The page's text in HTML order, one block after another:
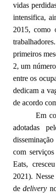
vidas
intensifica,
2015, como
primeiros
2, um
entre os
dedicam a
de acordo
Em
adotadas
com
Eats,
2021).
dedelivery